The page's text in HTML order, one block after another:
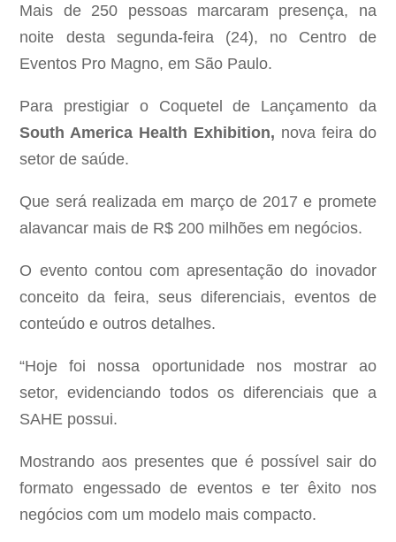
Mais de 250 pessoas marcaram presença, na
noite desta segunda-feira (24), no Centro de
Eventos Pro Magno, em São Paulo.
Para prestigiar o Coquetel de Lançamento da
South America Health Exhibition, nova feira do
setor de saúde.
Que será realizada em março de 2017 e promete
alavancar mais de R$ 200 milhões em negócios.
O evento contou com apresentação do inovador
conceito da feira, seus diferenciais, eventos de
conteúdo e outros detalhes.
“Hoje foi nossa oportunidade nos mostrar ao
setor, evidenciando todos os diferenciais que a
SAHE possui.
Mostrando aos presentes que é possível sair do
formato engessado de eventos e ter êxito nos
negócios com um modelo mais compacto.